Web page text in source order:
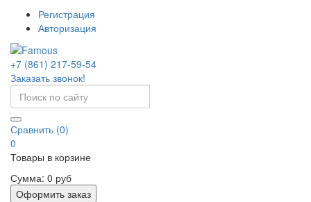
Регистрация
Авторизация
+7 (861) 217-59-54
Заказать звонок!
Сравнить (0)
0
Товары в корзине
Сумма: 0 руб
Оформить заказ